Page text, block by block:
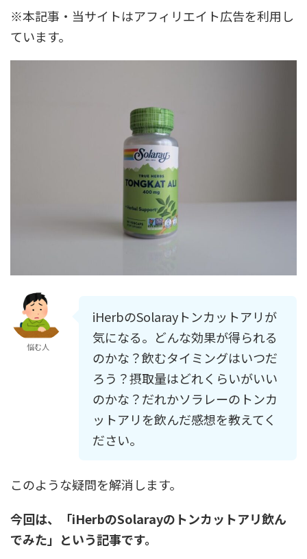
※本記事・当サイトはアフィリエイト広告を利用し
ています。
悩む人
iHerbのSolarayトンカットアリが
気になる。どんな効果が得られる
のかな？飲むタイミングはいつだ
ろう？摂取量はどれくらいがいい
のかな？だれかソラレーのトンカ
ットアリを飲んだ感想を教えてく
ださい。
このような疑問を解消します。
今回は、「iHerbのSolarayのトンカットアリ飲ん
でみた」という記事です。